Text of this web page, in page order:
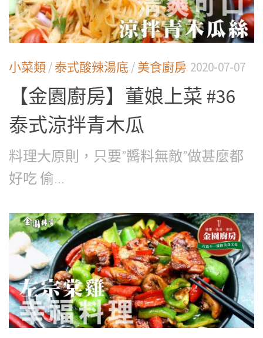
小菜類 /泰式酸辣湯底 /美食廚房 2020-07-07
【金園廚房】董娘上菜 #36
泰式涼拌青木瓜
料理大原則，只要”醬料無敵”做甚麼都
好吃 偷...